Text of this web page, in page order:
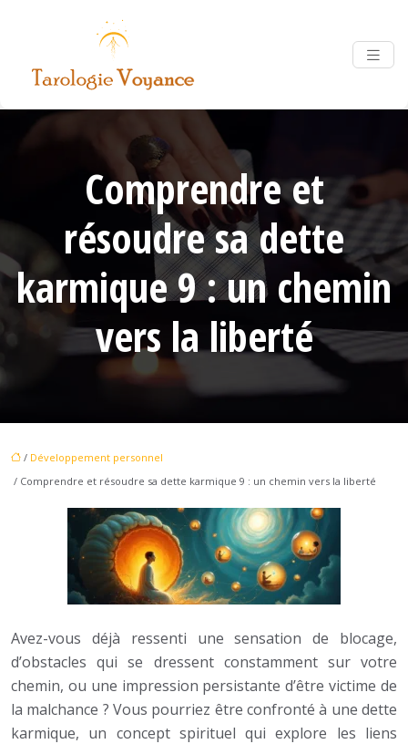
Comprendre et
résoudre sa dette
karmique 9 : un chemin
vers la liberté
/ Développement personnel
/ Comprendre et résoudre sa dette karmique 9 : un chemin vers la liberté
Avez-vous déjà ressenti une sensation de blocage,
d’obstacles qui se dressent constamment sur votre
chemin, ou une impression persistante d’être victime de
la malchance ? Vous pourriez être confronté à une dette
karmique, un concept spirituel qui explore les liens